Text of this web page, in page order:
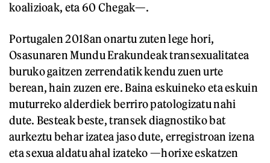
koalizioak, eta 60 Chegak—.
Portugalen 2018an onartu zuten lege hori,
Osasunaren Mundu Erakundeak transexualitatea
buruko gaitzen zerrendatik kendu zuen urte
berean, hain zuzen ere. Baina eskuineko eta eskuin
muturreko alderdiek berriro patologizatu nahi
dute. Besteak beste, transek diagnostiko bat
aurkeztu behar izatea jaso dute, erregistroan izena
eta sexua aldatu ahal izateko —horixe eskatzen